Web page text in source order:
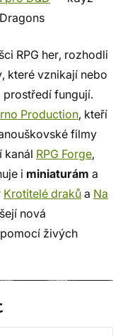
RPG her, rozhodli
které vznikají nebo
prostředí fungují.
Production, kteří
filmy
kanál RPG Forge,
i miniaturám a
Krotitelé draků a Na
nová
živých